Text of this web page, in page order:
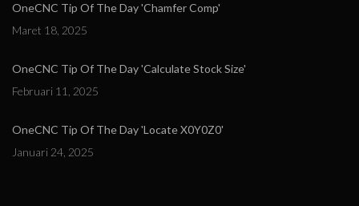
OneCNC Tip Of The Day 'Chamfer Comp'
Maret 18, 2025
OneCNC Tip Of The Day 'Calculate Stock Size'
Februari 11, 2025
OneCNC Tip Of The Day 'Locate X0Y0Z0'
Januari 24, 2025